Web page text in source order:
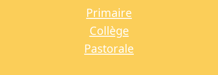
Primaire
Collège
Pastorale